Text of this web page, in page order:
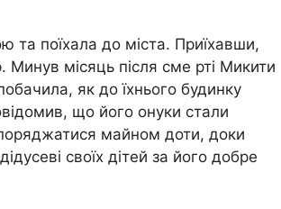
поїхала до міста. Приїхавши,
місяць після сме рті Микити
як до їхнього будинку
що його онуки стали
майном доти, доки
своїх дітей за його добре